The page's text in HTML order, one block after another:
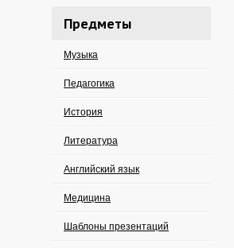
Предметы
Музыка
Педагогика
История
Литература
Английский язык
Медицина
Шаблоны презентаций